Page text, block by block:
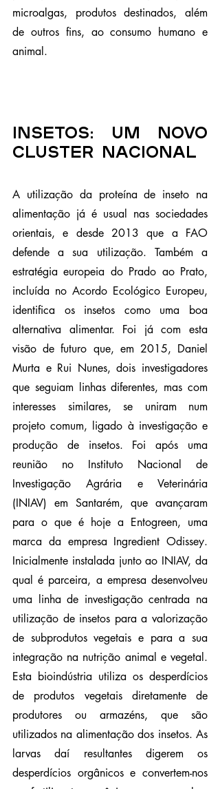
microalgas, produtos destinados, além
de outros fins, ao consumo humano e
animal.
Insetos: um novo
cluster nacional
A utilização da proteína de inseto na
alimentação já é usual nas sociedades
orientais, e desde 2013 que a FAO
defende a sua utilização. Também a
estratégia europeia do Prado ao Prato,
incluída no Acordo Ecológico Europeu,
identifica os insetos como uma boa
alternativa alimentar. Foi já com esta
visão de futuro que, em 2015, Daniel
Murta e Rui Nunes, dois investigadores
que seguiam linhas diferentes, mas com
interesses similares, se uniram num
projeto comum, ligado à investigação e
produção de insetos. Foi após uma
reunião no Instituto Nacional de
Investigação Agrária e Veterinária
(INIAV) em Santarém, que avançaram
para o que é hoje a Entogreen, uma
marca da empresa Ingredient Odissey.
Inicialmente instalada junto ao INIAV, da
qual é parceira, a empresa desenvolveu
uma linha de investigação centrada na
utilização de insetos para a valorização
de subprodutos vegetais e para a sua
integração na nutrição animal e vegetal.
Esta bioindústria utiliza os desperdícios
de produtos vegetais diretamente de
produtores ou armazéns, que são
utilizados na alimentação dos insetos. As
larvas daí resultantes digerem os
desperdícios orgânicos e convertem-nos